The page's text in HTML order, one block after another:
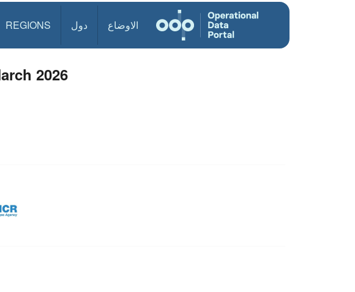
الاوضاع دول REGIONS
2026